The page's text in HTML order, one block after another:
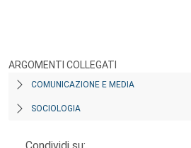
ARGOMENTI COLLEGATI
COMUNICAZIONE E MEDIA
SOCIOLOGIA